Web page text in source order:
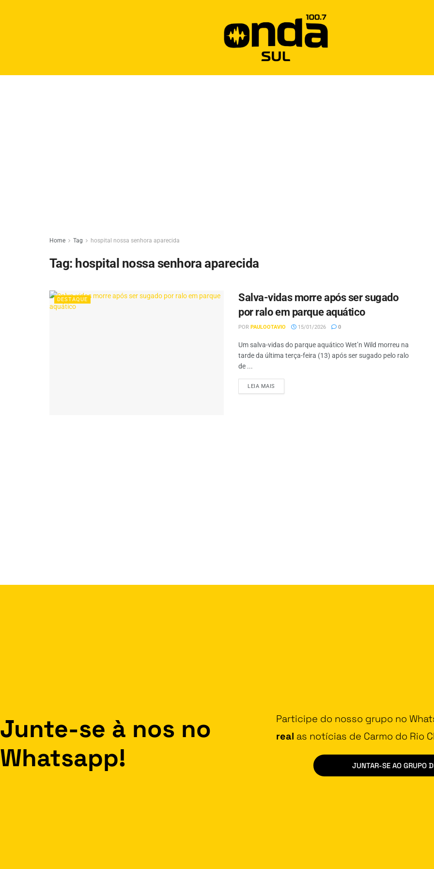
Home Tag hospital nossa senhora aparecida
Tag: hospital nossa senhora aparecida
DESTAQUE
Salva-vidas morre após ser sugado
por ralo em parque aquático
POR PAULOOTAVIO 15/01/2026 0
Um salva-vidas do parque aquático Wet’n Wild morreu na
tarde da última terça-feira (13) após ser sugado pelo ralo
de ...
LEIA MAIS
Junte-se à nos no
Whatsapp!
Participe do nosso grupo no
real as notícias de Carmo do Rio
JUNTAR-SE AO GRUPO